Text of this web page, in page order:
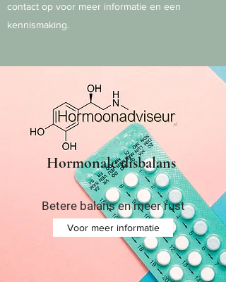
contact op voor meer informatie en een
kennismaking.
Hormonale disbalans
Betere balans en meer rust
Voor meer informatie